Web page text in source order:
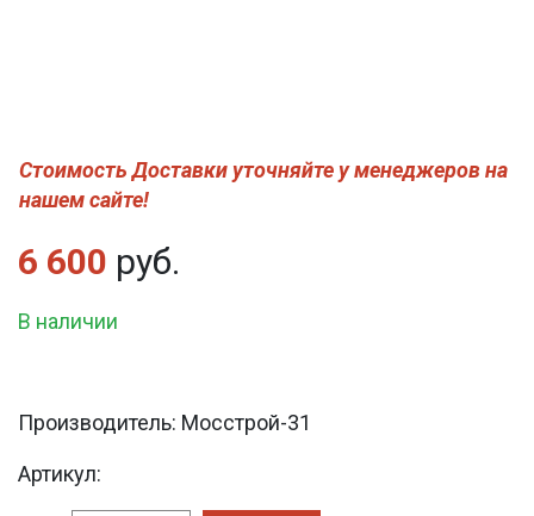
Стоимость Доставки уточняйте у менеджеров на
нашем сайте!
6 600 руб.
В наличии
Производитель: Мосстрой-31
Артикул: